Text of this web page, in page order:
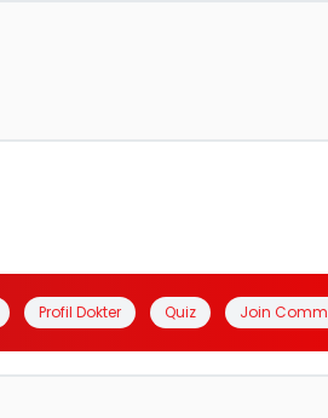
Profil Dokter Quiz Join